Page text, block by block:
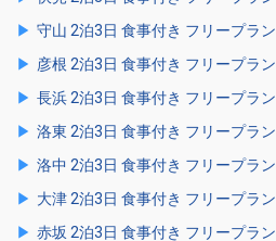
守山 2泊3日 食事付き フリープラン
彦根 2泊3日 食事付き フリープラン
長浜 2泊3日 食事付き フリープラン
洛東 2泊3日 食事付き フリープラン
洛中 2泊3日 食事付き フリープラン
大津 2泊3日 食事付き フリープラン
赤坂 2泊3日 食事付き フリープラン